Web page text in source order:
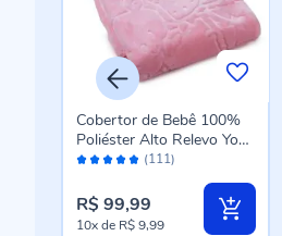
Avaliação: (111)
Cobertor de Bebê 100%
Poliéster Alto Relevo Yoyo
- Rosa
R$ 99,99
10xde R$ 9,99